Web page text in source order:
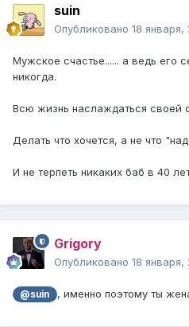
suin
Опубликовано 18 января,
Мужское счастье...... а ведь его
никогда.
Всю жизнь наслаждаться своей
Делать что хочется, а не что
И не терпеть никаких баб в 40
Grigory
Опубликовано 18 января,
@suin , именно поэтому ты